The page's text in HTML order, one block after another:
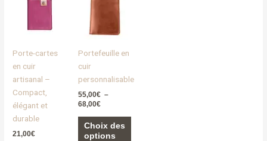
Porte-cartes
en cuir
artisanal –
Compact,
élégant et
durable
21,00€
produit
plusieurs
options
peuvent
être
choisies
Portefeuille en
cuir
personnalisable
55,00€ –
68,00€
55,00€
68,00€
Choix des
options
peuvent